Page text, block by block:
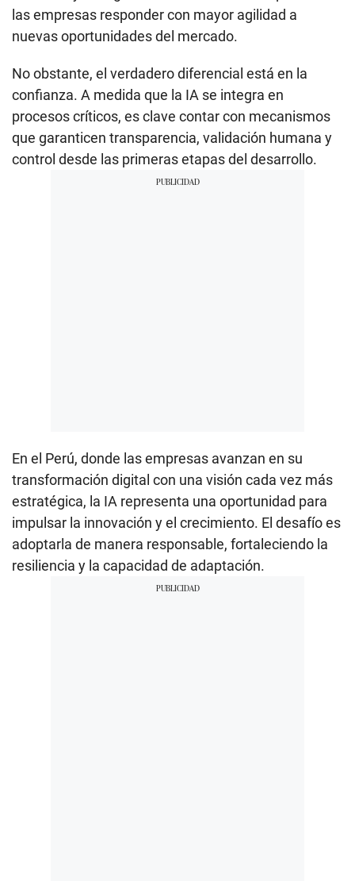
las empresas responder con mayor agilidad a
nuevas oportunidades del mercado.
No obstante, el verdadero diferencial está en la
confianza. A medida que la IA se integra en
procesos críticos, es clave contar con mecanismos
que garanticen transparencia, validación humana y
control desde las primeras etapas del desarrollo.
En el Perú, donde las empresas avanzan en su
transformación digital con una visión cada vez más
estratégica, la IA representa una oportunidad para
impulsar la innovación y el crecimiento. El desafío es
adoptarla de manera responsable, fortaleciendo la
resiliencia y la capacidad de adaptación.